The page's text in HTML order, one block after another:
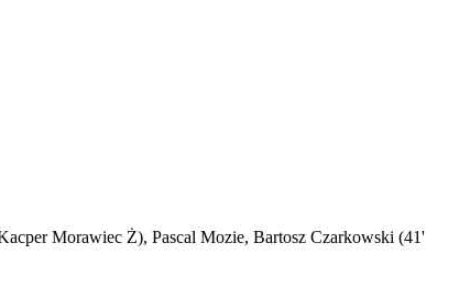
Morawiec Ż), Pascal Mozie, Bartosz Czarkowski (41'